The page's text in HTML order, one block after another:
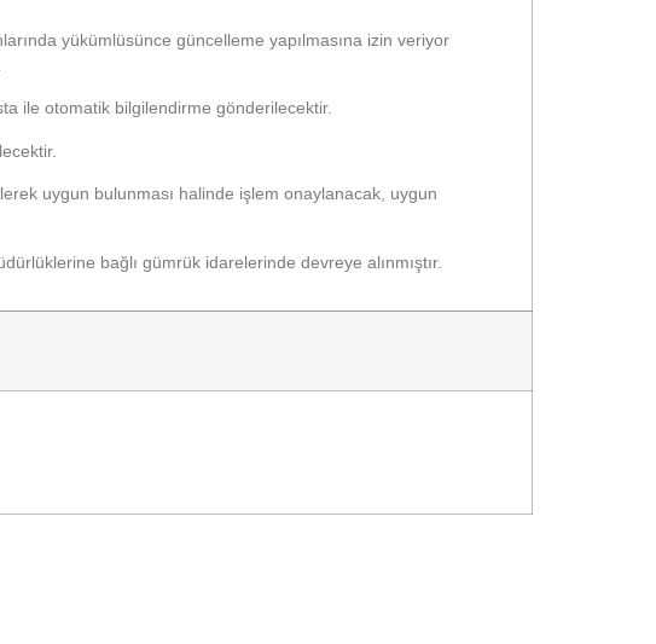
yükümlüsünce güncelleme yapılmasına izin veriyor
ile otomatik bilgilendirme gönderilecektir.
uygun bulunması halinde işlem onaylanacak, uygun
bağlı gümrük idarelerinde devreye alınmıştır.